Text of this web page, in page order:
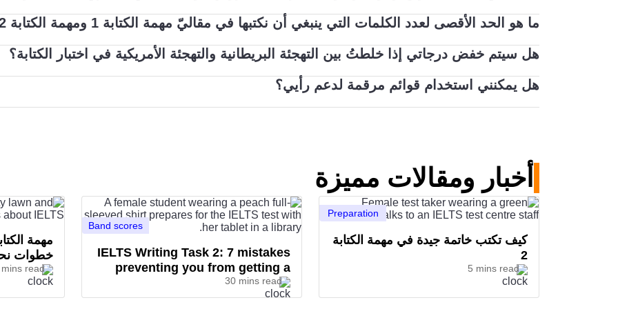
فتأكد من صحة علامات الترقيم التي تستخدمها، ويمكن للممتحن أن يرى بدايات ونهايات الجمل التي تصيغها.
كمثال إن أردت ذلك.
ما هو الحد الأقصى لعدد الكلمات التي ينبغي أن نكتبها في مقاليّ مهمة الكتابة 1 ومهمة الكتابة 2؟
1 و280 كلمة للمهمة 2، وذلك طالما أن لديك الوقت الكافي للعودة ومراجعة عملك.
هل سيتم خفض درجاتي إذا خلطتُ بين التهجئة البريطانية والتهجئة الأمريكية في اختبار الكتابة؟
لا. يمكنك استخدام الإنجليزية البريطانية أو الإنجليزية الأمريكية. إذا استخدمت كليهما في الجملة نفسها،
هل يمكنني استخدام قوائم مرقمة لدعم رأيي؟
أخبار ومقالات مميزة
Preparation
كيف تكتب خاتمة جيدة في مهمة الكتابة
2
5 mins read
Band scores
IELTS Writing Task 2: 7 mistakes
preventing you from getting a
band 7
30 mins read
خطوات نحو
read